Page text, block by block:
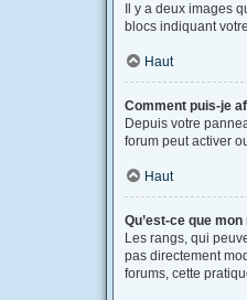
Il y a deux images
blocs indiquant
Haut
Comment puis-je
Depuis votre
forum peut activer
Haut
Qu’est-ce que
Les rangs, qui
pas directement
forums, cette